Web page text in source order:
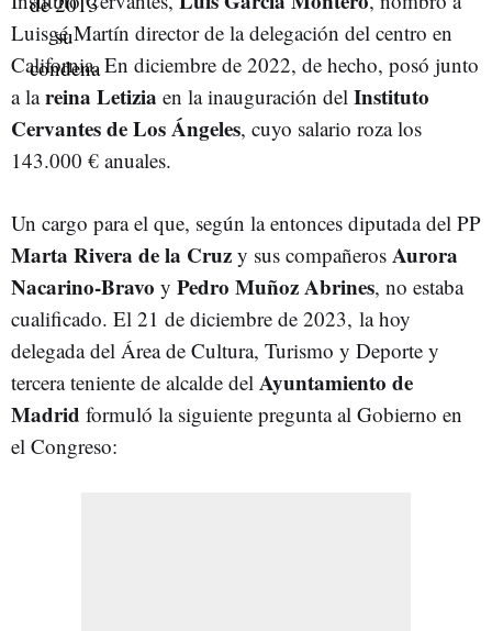
Luisgé Martín director de la delegación del centro en
California. En diciembre de 2022, de hecho, posó junto
a lareina Letizia en la inauguración del Instituto
Cervantes de Los Ángeles, cuyo salario roza los
143.000 € anuales.
Un cargo para el que, según la entonces diputada del PP
Marta Rivera de la Cruz y sus compañeros Aurora
Nacarino-Bravo y Pedro Muñoz Abrines, no estaba
cualificado. El 21 de diciembre de 2023, la hoy
delegada del Área de Cultura, Turismo y Deporte y
tercera teniente de alcalde del Ayuntamiento de
Madrid formuló la siguiente pregunta al Gobierno en
el Congreso: